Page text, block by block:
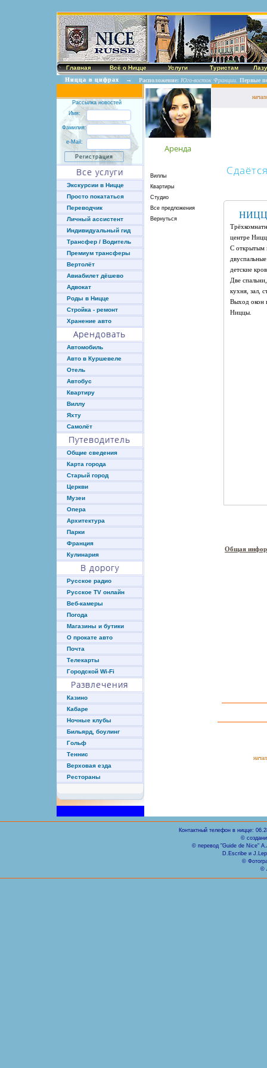
Ницца в цифрах → Расположение: Юго-восток Франции. Первые
Рассылка новостей
Имя:
Фамилия:
e-Mail:
Все услуги
Экскурсии в Ницце
Просто покататься
Переводчик
Личный ассистент
Индивидуальный гид
Трансфер / Водитель
Премиум трансферы
Вертолёт
Авиабилет дёшево
Адвокат
Роды в Ницце
Стройка - ремонт
Хранение авто
Арендовать
Автомобиль
Авто в Куршевеле
Отель
Автобус
Квартиру
Виллу
Яхту
Самолёт
Путеводитель
Общие сведения
Карта города
Старый город
Церкви
Музеи
Опера
Архитектура
Парки
Франция
Кулинария
В дорогу
Русское радио
Русское TV онлайн
Веб-камеры
Погода
Магазины и бутики
О прокате авто
Почта
Телекарты
Городской Wi-Fi
Развлечения
Казино
Кабаре
Ночные клубы
Бильярд, боулинг
Гольф
Теннис
Верховая езда
Рестораны
Аренда
Виллы
Квартиры
Студио
Все предложения
Вернуться
центре
С открытым
детские
Две
кухня, зал,
Выход окон
Ниццы.
Общая
Контактный телефон в ницце:
©
© перевод "Guide de Nice"
D.Escribe и
©
©
Главная Всё о Ницце Услуги Туристам